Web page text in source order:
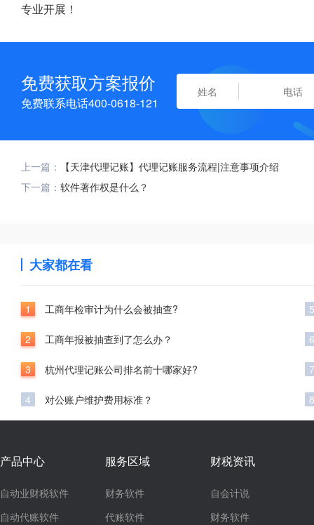
专业开展！
免费获取方案报价
免费联系电话400-0618-121
上一篇：
【天津代理记账】代理记账服务流程|注意事项介绍
下一篇： 软件著作权是什么？
大家都在看
1 工商年检审计为什么会被抽查?
2 工商年报被抽查到了怎么办？
3 杭州代理记账公司排名前十哪家好?
4 对公账户维护费用标准？
5
6
7
8
产品中心
自动业财税软件
自动代账软件
服务区域
财务软件
代账软件
财税资讯
自会计说
财务软件